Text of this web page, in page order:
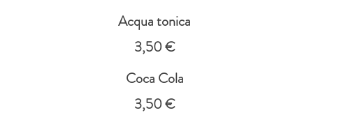
Acqua tonica
3,50 €
Coca Cola
3,50 €